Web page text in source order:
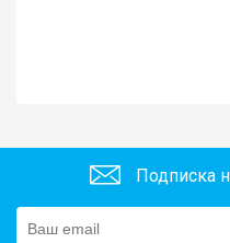
Подписка